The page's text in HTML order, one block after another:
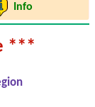
Info
***